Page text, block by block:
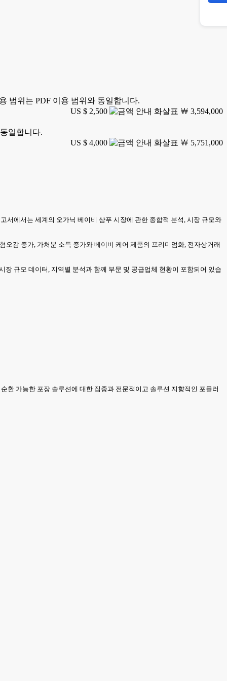
범위는 PDF 이용 범위와 동일합니다.
US $ 2,500
￦ 3,594,000
일합니다.
US $ 4,000
￦ 5,751,000
서에서는 세계의 오가닉 베이비 샴푸 시장에 관한 종합적 분석, 시장 규모와
감 증가, 가처분 소득 증가와 베이비 케어 제품의 프리미엄화, 전자상거래
규모 데이터, 지역별 분석과 함께 부문 및 공급업체 현황이 포함되어 있습
환 가능한 포장 솔루션에 대한 집중과 전문적이고 솔루션 지향적인 포뮬러